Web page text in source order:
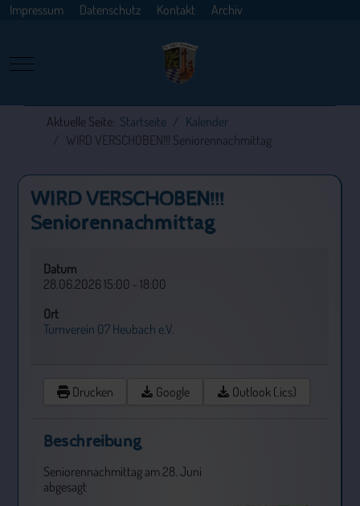
Impressum Datenschutz Kontakt Archiv
Mobile Menu Toggle
Aktuelle Seite: Startseite
Kalender
WIRD VERSCHOBEN!!! Seniorennachmittag
WIRD VERSCHOBEN!!!
Seniorennachmittag
Datum
28.06.202615:00 - 18:00
Ort
Turnverein 07 Heubach e.V.
Drucken Google Outlook (.ics)
Beschreibung
Seniorennachmittag am 28. Juni
abgesagt